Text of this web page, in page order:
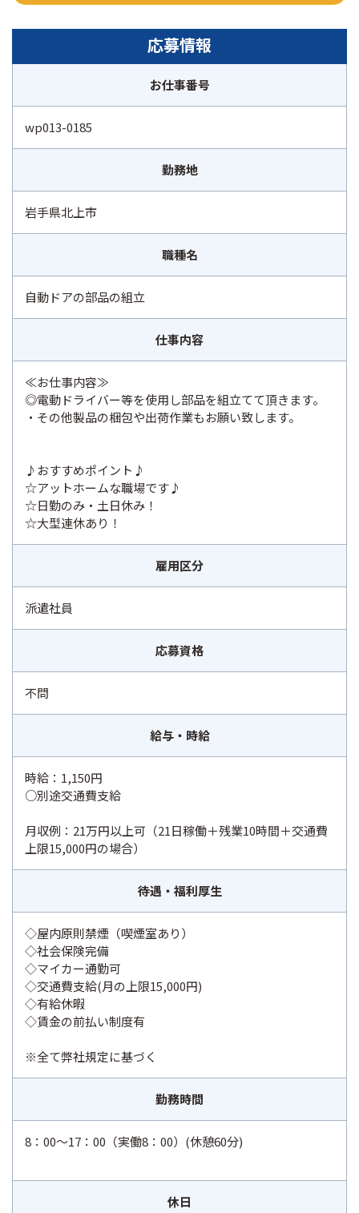
応募情報
お仕事番号
wp013-0185
勤務地
岩手県北上市
職種名
自動ドアの部品の組立
仕事内容
≪お仕事内容≫
◎電動ドライバー等を使用し部品を組立てて頂きます。
・その他製品の梱包や出荷作業もお願い致します。
♪おすすめポイント♪
☆アットホームな職場です♪
☆日勤のみ・土日休み！
☆大型連休あり！
雇用区分
派遣社員
応募資格
不問
給与・時給
時給：1,150円
○別途交通費支給
月収例：21万円以上可（21日稼働＋残業10時間＋交通費
上限15,000円の場合）
待遇・福利厚生
◇屋内原則禁煙（喫煙室あり）
◇社会保険完備
◇マイカー通勤可
◇交通費支給(月の上限15,000円)
◇有給休暇
◇賃金の前払い制度有
※全て弊社規定に基づく
勤務時間
8：00～17：00（実働8：00）(休憩60分)
休日